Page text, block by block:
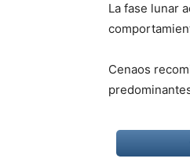
La fase lunar
Cenaos